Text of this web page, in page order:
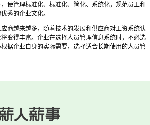
使管理标准化、标准化、简化、系统化，规范员工和
秀的企业文化。
应商越来越多，随着技术的发展和供应商对工资系统认
变得丰富。企业在选择人员管理信息系统时，不必选
据企业自身的实际需要，选择适合长期使用的人员管